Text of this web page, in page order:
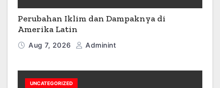
Perubahan Iklim dan Dampaknya di
Amerika Latin
Aug 7, 2026 Adminint
UNCATEGORIZED